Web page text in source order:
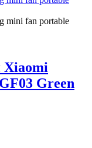
Xiaomi
Green